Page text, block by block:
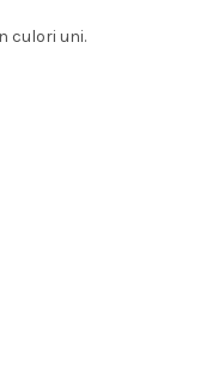
culori uni.